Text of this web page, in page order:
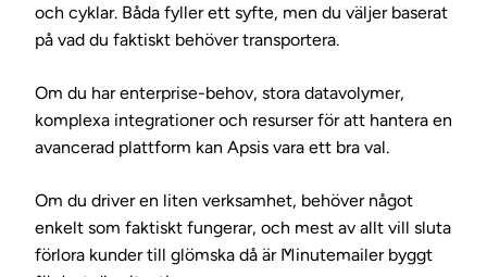
och cyklar. Båda fyller ett syfte, men du väljer baserat
på vad du faktiskt behöver transportera.
Om du har enterprise-behov, stora datavolymer,
komplexa integrationer och resurser för att hantera en
avancerad plattform kan Apsis vara ett bra val.
Om du driver en liten verksamhet, behöver något
enkelt som faktiskt fungerar, och mest av allt vill sluta
förlora kunder till glömska då är Minutemailer byggt